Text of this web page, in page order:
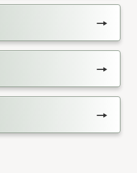
→
→
→